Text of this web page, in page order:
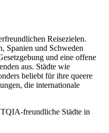
Reisezielen.
Spanien und Schweden
und eine offene
aus. Städte wie
beliebt für ihre queere
die internationale
freundliche Städte in